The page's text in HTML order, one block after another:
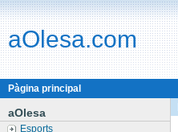
aOlesa.com
Pàgina principal
aOlesa
Esports